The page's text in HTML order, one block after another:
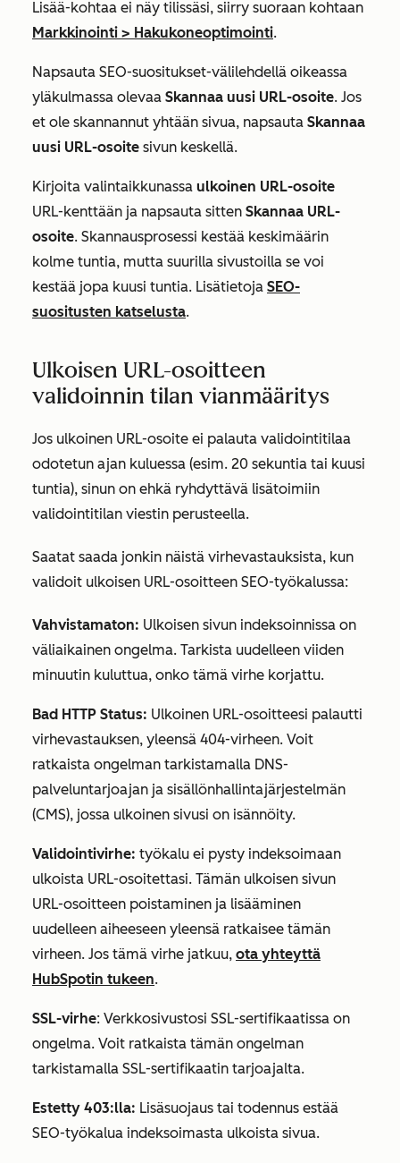
Lisää-kohtaa ei näy tilissäsi, siirry suoraan kohtaan
Markkinointi > Hakukoneoptimointi.
Napsauta SEO-suositukset-välilehdellä oikeassa
yläkulmassa olevaa Skannaa uusi URL-osoite. Jos
et ole skannannut yhtään sivua, napsauta Skannaa
uusi URL-osoite sivun keskellä.
Kirjoita valintaikkunassa ulkoinen URL-osoite
URL-kenttään ja napsauta sitten Skannaa URL-
osoite. Skannausprosessi kestää keskimäärin
kolme tuntia, mutta suurilla sivustoilla se voi
kestää jopa kuusi tuntia. Lisätietoja SEO-
suositusten katselusta.
Ulkoisen URL-osoitteen
validoinnin tilan vianmääritys
Jos ulkoinen URL-osoite ei palauta validointitilaa
odotetun ajan kuluessa (esim. 20 sekuntia tai kuusi
tuntia), sinun on ehkä ryhdyttävä lisätoimiin
validointitilan viestin perusteella.
Saatat saada jonkin näistä virhevastauksista, kun
validoit ulkoisen URL-osoitteen SEO-työkalussa:
Vahvistamaton: Ulkoisen sivun indeksoinnissa on
väliaikainen ongelma. Tarkista uudelleen viiden
minuutin kuluttua, onko tämä virhe korjattu.
Bad HTTP Status: Ulkoinen URL-osoitteesi palautti
virhevastauksen, yleensä 404-virheen. Voit
ratkaista ongelman tarkistamalla DNS-
palveluntarjoajan ja sisällönhallintajärjestelmän
(CMS), jossa ulkoinen sivusi on isännöity.
Validointivirhe: työkalu ei pysty indeksoimaan
ulkoista URL-osoitettasi. Tämän ulkoisen sivun
URL-osoitteen poistaminen ja lisääminen
uudelleen aiheeseen yleensä ratkaisee tämän
virheen. Jos tämä virhe jatkuu, ota yhteyttä
HubSpotin tukeen.
SSL-virhe: Verkkosivustosi SSL-sertifikaatissa on
ongelma. Voit ratkaista tämän ongelman
tarkistamalla SSL-sertifikaatin tarjoajalta.
Estetty 403:lla: Lisäsuojaus tai todennus estää
SEO-työkalua indeksoimasta ulkoista sivua.